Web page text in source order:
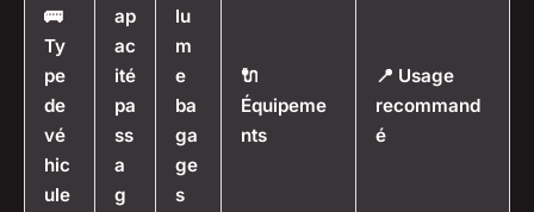
🚌
Ty
pe
de
vé
hic
ule
ap
ac
ité
pa
ss
a
g
lu
m
e
ba
ga
ge
s
🔌
Équipeme
nts
📍 Usage
recommand
é